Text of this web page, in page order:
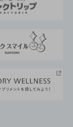
経営